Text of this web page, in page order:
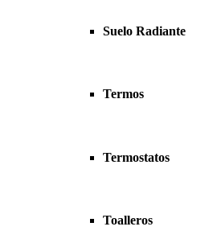
Suelo Radiante
Termos
Termostatos
Toalleros